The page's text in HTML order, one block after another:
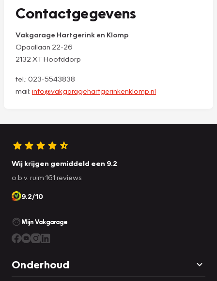
Contactgegevens
Vakgarage Hartgerink en Klomp
Opaallaan 22-26
2132 XT Hoofddorp
tel.: 023-5543838
mail: info@vakgaragehartgerinkenklomp.nl
Wij krijgen gemiddeld een 9.2
o.b.v. ruim 161 reviews
9.2/10
Mijn Vakgarage
Onderhoud